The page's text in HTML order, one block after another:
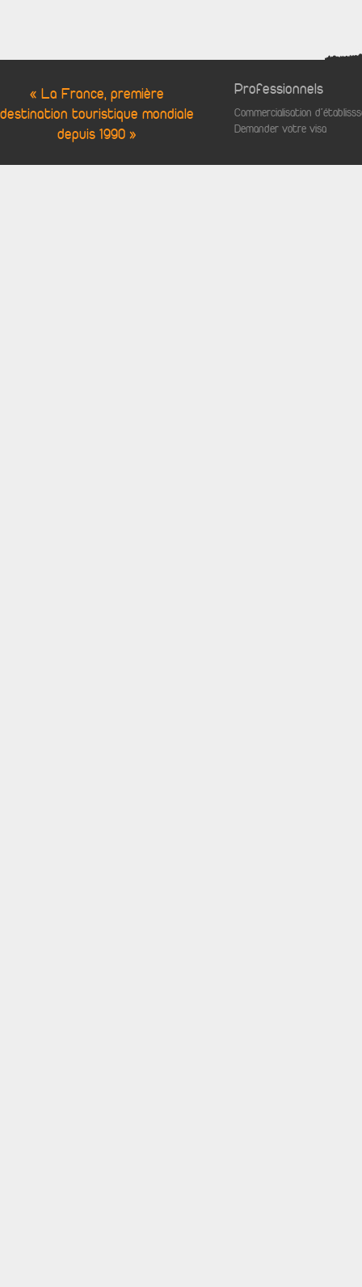
« La France, première
destination touristique mondiale
depuis 1990 »
Professionnels
Commercialisation
Demander votre visa